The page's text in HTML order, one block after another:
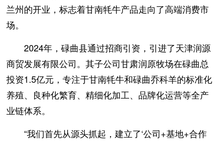
兰州的开业，标志着甘南牦牛产品走向了高端消费市
场。
2024年，碌曲县通过招商引资，引进了天津润源
商贸发展有限公司。其子公司甘肃润原牧场在碌曲总
投资1.5亿元，专注于甘南牦牛和碌曲乔科羊的标准化
养殖、良种化繁育、精细化加工、品牌化运营等全产
业链体系。
“我们首先从源头抓起，建立了‘公司+基地+合作